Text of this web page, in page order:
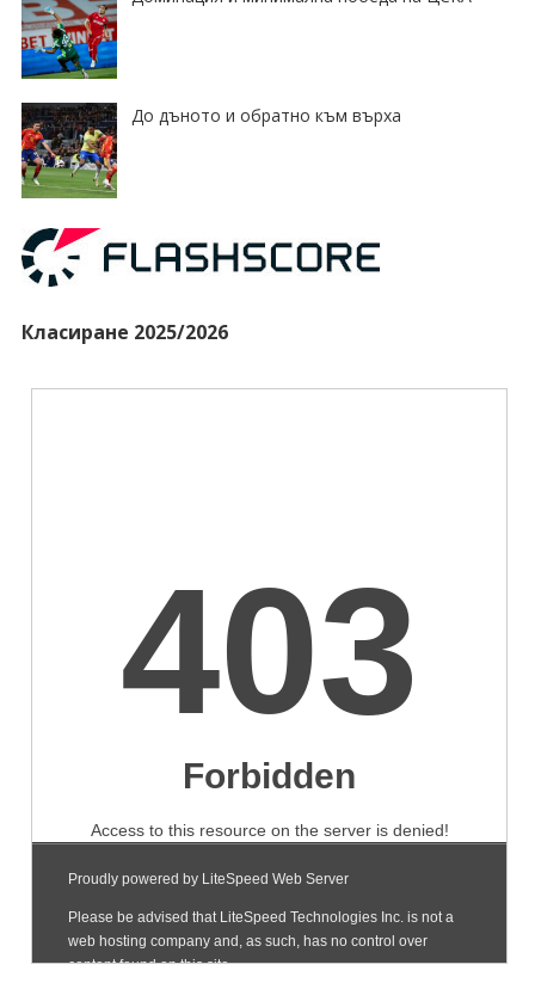
До дъното и обратно към върха
Класиране 2025/2026